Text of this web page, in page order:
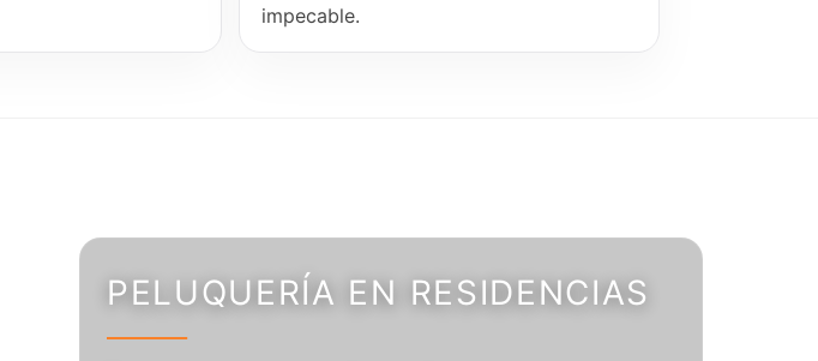
impecable.
PELUQUERÍA EN RESIDENCIAS